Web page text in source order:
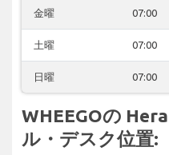
金曜 07:00
土曜 07:00
日曜 07:00
WHEEGOの
ル・デスク位置: